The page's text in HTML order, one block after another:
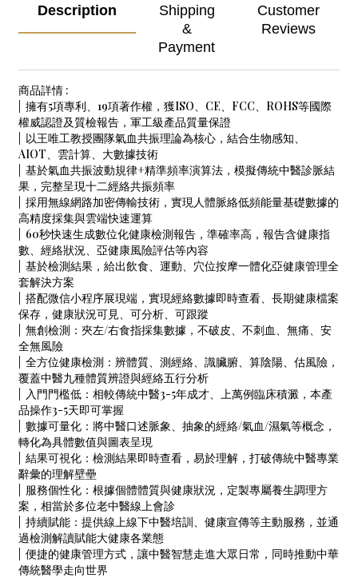
Description
Shipping
&
Payment
Customer
Reviews
商品詳情 :
| 擁有5項專利、19項著作權，獲ISO、CE、FCC、ROHS等國際
權威認證及質檢報告，軍工級產品質量保證
| 以王唯工教授團隊氣血共振理論為核心，結合生物感知、
AIOT、雲計算、大數據技術
| 基於氣血共振波動規律+精準頻率演算法，模擬傳統中醫診脈結
果，完整呈現十二經絡共振頻率
| 採用無線網路加密傳輸技術，實現人體脈絡低頻能量基礎數據的
高精度採集與雲端快速運算
| 60秒快速生成數位化健康檢測報告，準確率高，報告含健康指
數、經絡狀況、亞健康風險評估等內容
| 基於檢測結果，給出飲食、運動、穴位按摩一體化亞健康管理全
套解決方案
| 搭配微信小程序展現端，實現經絡數據即時查看、長期健康檔案
保存，健康狀況可見、可分析、可跟蹤
| 無創檢測：夾左/右食指採集數據，不破皮、不刺血、無痛、安
全無風險
| 全方位健康檢測：辨體質、測經絡、識臟腑、算陰陽、估風險，
覆蓋中醫九種體質辨證與經絡五行分析
| 入門門檻低：相較傳統中醫3-5年成才、上萬例臨床積澱，本產
品操作3-5天即可掌握
| 數據可量化：將中醫口述脈象、抽象的經絡/氣血/濕氣等概念，
轉化為具體數值與圖表呈現
| 結果可視化：檢測結果即時查看，易於理解，打破傳統中醫專業
辭彙的理解壁壘
| 服務個性化：根據個體體質與健康狀況，定製專屬養生調理方
案，相當於多位老中醫線上會診
| 持續賦能：提供線上線下中醫培訓、健康宣傳等主動服務，並通
過檢測解讀賦能大健康各業態
| 便捷的健康管理方式，讓中醫智慧走進大眾日常，同時推動中華
傳統醫學走向世界